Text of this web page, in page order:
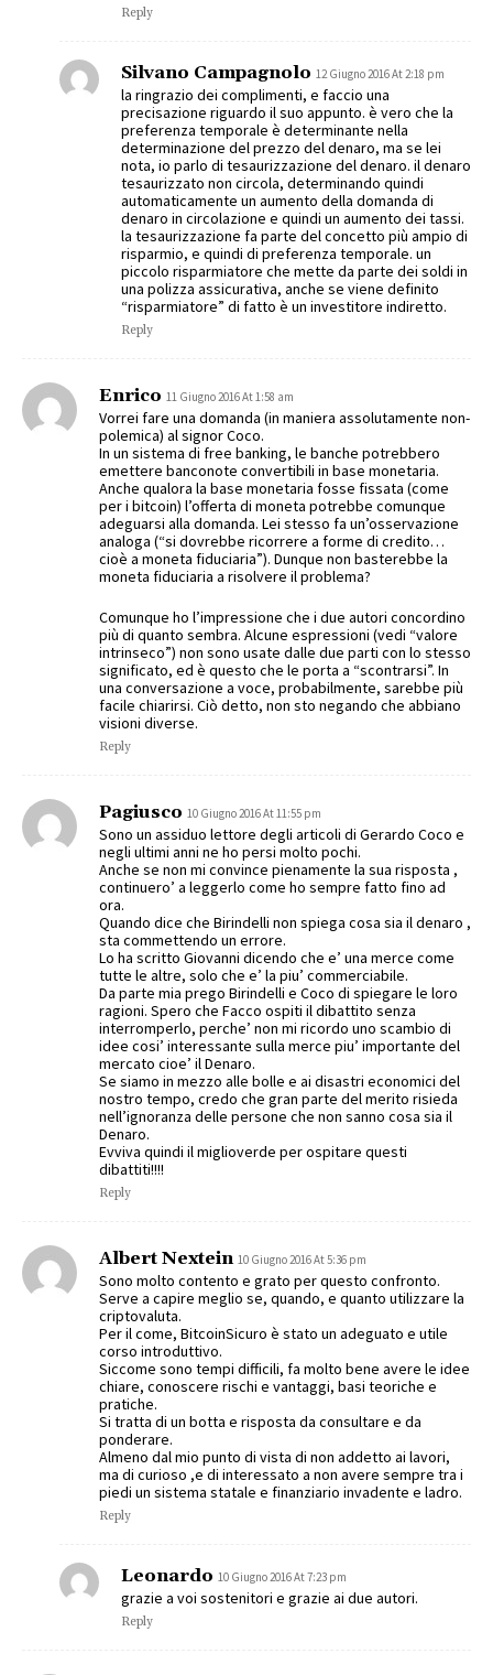
Reply
Silvano Campagnolo 12 Giugno 2016 At 2:18 pm
la ringrazio dei complimenti, e faccio una
precisazione riguardo il suo appunto. è vero che la
preferenza temporale è determinante nella
determinazione del prezzo del denaro, ma se lei
nota, io parlo di tesaurizzazione del denaro. il denaro
tesaurizzato non circola, determinando quindi
automaticamente un aumento della domanda di
denaro in circolazione e quindi un aumento dei tassi.
la tesaurizzazione fa parte del concetto più ampio di
risparmio, e quindi di preferenza temporale. un
piccolo risparmiatore che mette da parte dei soldi in
una polizza assicurativa, anche se viene definito
“risparmiatore” di fatto è un investitore indiretto.
Reply
Enrico 11 Giugno 2016 At 1:58 am
Vorrei fare una domanda (in maniera assolutamente non-
polemica) al signor Coco.
In un sistema di free banking, le banche potrebbero
emettere banconote convertibili in base monetaria.
Anche qualora la base monetaria fosse fissata (come
per i bitcoin) l’offerta di moneta potrebbe comunque
adeguarsi alla domanda. Lei stesso fa un’osservazione
analoga (“si dovrebbe ricorrere a forme di credito…
cioè a moneta fiduciaria”). Dunque non basterebbe la
moneta fiduciaria a risolvere il problema?
Comunque ho l’impressione che i due autori concordino
più di quanto sembra. Alcune espressioni (vedi “valore
intrinseco”) non sono usate dalle due parti con lo stesso
significato, ed è questo che le porta a “scontrarsi”. In
una conversazione a voce, probabilmente, sarebbe più
facile chiarirsi. Ciò detto, non sto negando che abbiano
visioni diverse.
Reply
Pagiusco 10 Giugno 2016 At 11:55 pm
Sono un assiduo lettore degli articoli di Gerardo Coco e
negli ultimi anni ne ho persi molto pochi.
Anche se non mi convince pienamente la sua risposta ,
continuero’ a leggerlo come ho sempre fatto fino ad
ora.
Quando dice che Birindelli non spiega cosa sia il denaro ,
sta commettendo un errore.
Lo ha scritto Giovanni dicendo che e’ una merce come
tutte le altre, solo che e’ la piu’ commerciabile.
Da parte mia prego Birindelli e Coco di spiegare le loro
ragioni. Spero che Facco ospiti il dibattito senza
interromperlo, perche’ non mi ricordo uno scambio di
idee cosi’ interessante sulla merce piu’ importante del
mercato cioe’ il Denaro.
Se siamo in mezzo alle bolle e ai disastri economici del
nostro tempo, credo che gran parte del merito risieda
nell’ignoranza delle persone che non sanno cosa sia il
Denaro.
Evviva quindi il miglioverde per ospitare questi
dibattiti!!!!
Reply
Albert Nextein 10 Giugno 2016 At 5:36 pm
Sono molto contento e grato per questo confronto.
Serve a capire meglio se, quando, e quanto utilizzare la
criptovaluta.
Per il come, BitcoinSicuro è stato un adeguato e utile
corso introduttivo.
Siccome sono tempi difficili, fa molto bene avere le idee
chiare, conoscere rischi e vantaggi, basi teoriche e
pratiche.
Si tratta di un botta e risposta da consultare e da
ponderare.
Almeno dal mio punto di vista di non addetto ai lavori,
ma di curioso ,e di interessato a non avere sempre tra i
piedi un sistema statale e finanziario invadente e ladro.
Reply
Leonardo 10 Giugno 2016 At 7:23 pm
grazie a voi sostenitori e grazie ai due autori.
Reply